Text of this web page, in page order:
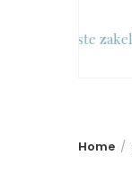
Home